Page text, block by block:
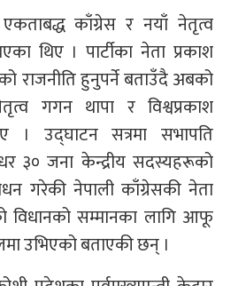
एकताबद्ध काँग्रेस र नयाँ नेतृत्व
थिए । पार्टीका नेता प्रकाश
राजनीति हुनुपर्ने बताउँदै अबको
गगन थापा र विश्वप्रकाश
। उद्घाटन सत्रमा सभापति
३० जना केन्द्रीय सदस्यहरूको
गरेकी नेपाली काँग्रेसकी नेता
विधानको सम्मानका लागि आफू
उभिएको बताएकी छन् ।